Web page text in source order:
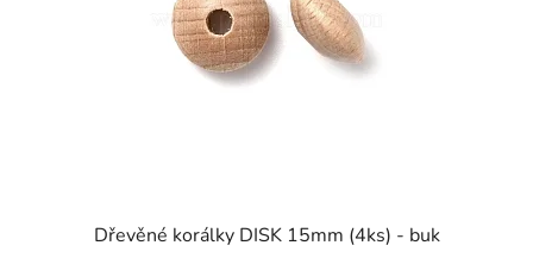
Dřevěné korálky DISK 15mm (4ks) - buk